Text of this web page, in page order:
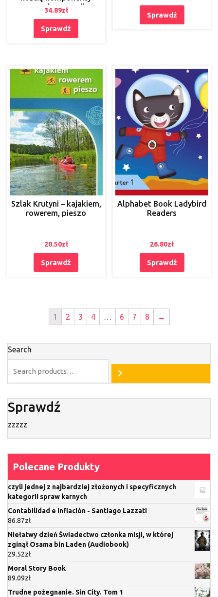
nowej generacji
powierzchniowych
endoprotez stawowych
34.89zł
Sprawdź
Sprawdź
Szlak Krutyni – kajakiem,
rowerem, pieszo
20.50zł
Sprawdź
Alphabet Book Ladybird
Readers
26.80zł
Sprawdź
1 2 3 4 … 6 7 8 →
Search
Sprawdź
zzzzz
Polecane Produkty
czyli jednej z najbardziej złożonych i specyficznych
kategorii spraw karnych
Contabilidad e inflación - Santiago Lazzati
86.87zł
Niełatwy dzień Świadectwo członka misji, w której
zginął Osama bin Laden (Audiobook)
29.52zł
Moral Story Book
89.09zł
Trudne pożegnanie. Sin City. Tom 1